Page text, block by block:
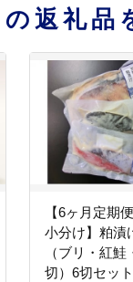
の返礼品
【6ヶ月定期
小分け】粕漬
（ブリ・紅
切）6切セッ